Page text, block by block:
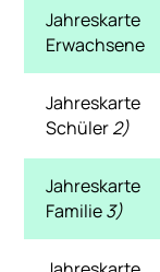
Jahreskarte
Erwachsene
Jahreskarte
Schüler2)
Jahreskarte
Familie3)